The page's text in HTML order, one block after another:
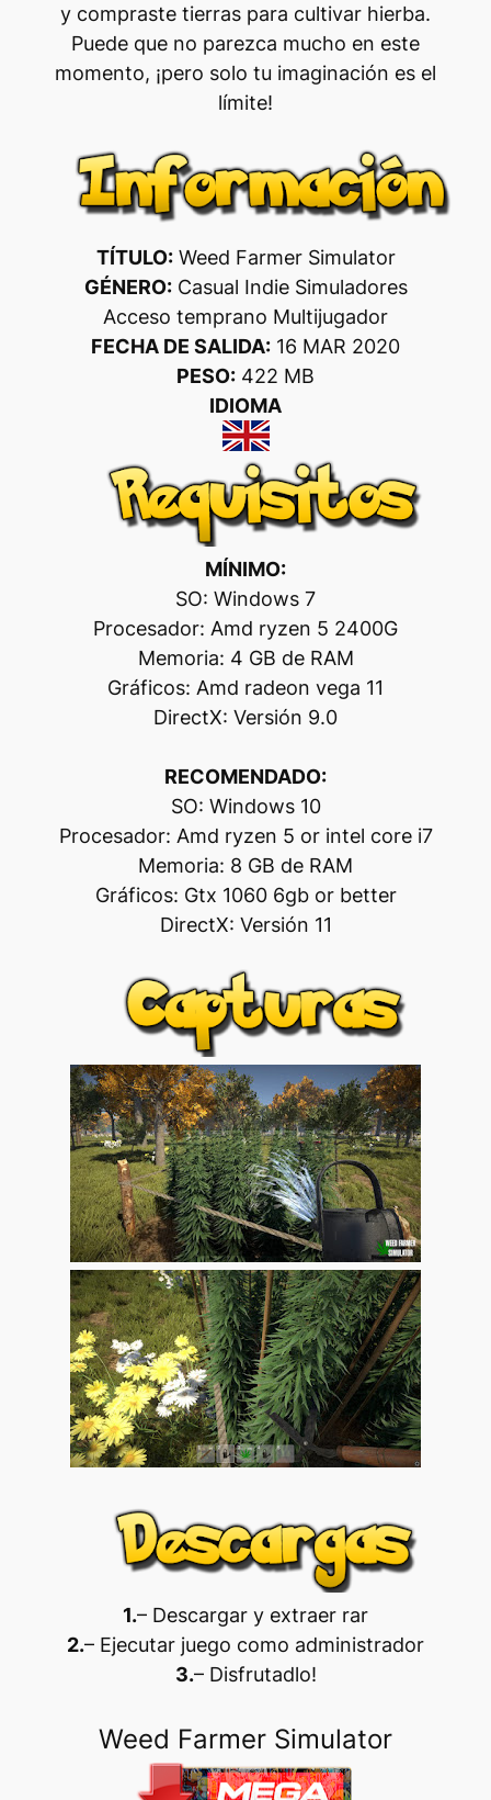
y compraste tierras para cultivar hierba.
Puede que no parezca mucho en este
momento, ¡pero solo tu imaginación es el
límite!
TÍTULO:Weed Farmer Simulator
GÉNERO:Casual Indie Simuladores
Acceso temprano Multijugador
FECHA DE SALIDA: 16 MAR 2020
PESO: 422 MB
IDIOMA
MÍNIMO:
SO: Windows 7
Procesador: Amd ryzen 5 2400G
Memoria: 4 GB de RAM
Gráficos: Amd radeon vega 11
DirectX: Versión 9.0
RECOMENDADO:
SO: Windows 10
Procesador: Amd ryzen 5 or intel core i7
Memoria: 8 GB de RAM
Gráficos: Gtx 1060 6gb or better
DirectX: Versión 11
1.– Descargar y extraer rar
2.– Ejecutar juego como administrador
3.– Disfrutadlo!
Weed Farmer Simulator